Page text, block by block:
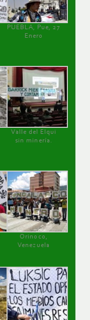
PUEBLA, Pue, 27
Enero
Valle del Elqui
sin minería.
Orinoco,
Venezuela